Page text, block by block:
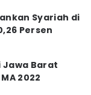
Syariah di
Persen
Jawa Barat
2022